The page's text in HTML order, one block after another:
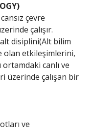
çevre
çalışır.
disiplini(Alt bilim
olan etkileşimlerini,
ortamdaki canlı ve
üzerinde çalışan bir
ve